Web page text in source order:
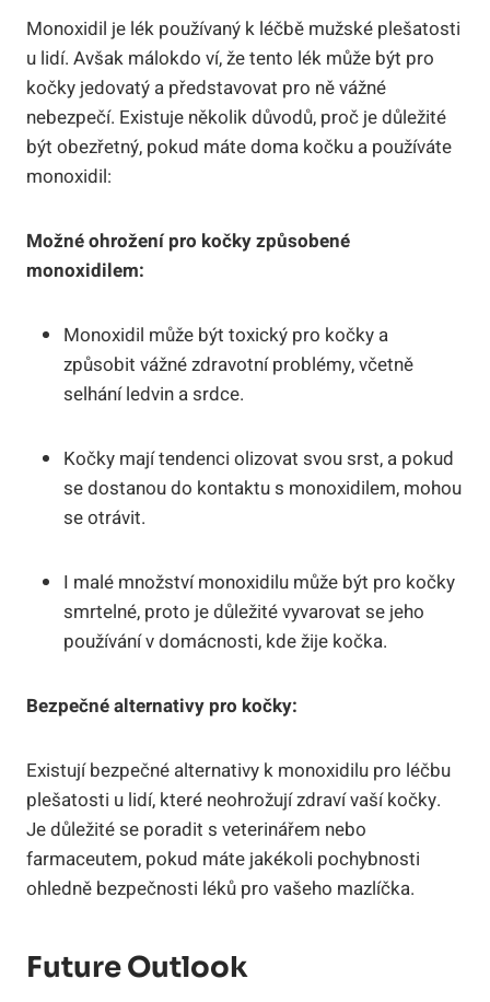
Monoxidil je lék používaný k léčbě mužské plešatosti
u lidí. Avšak málokdo ví, že tento lék může být pro
kočky jedovatý a představovat pro ně vážné
nebezpečí. Existuje několik důvodů, proč je důležité
být obezřetný, pokud máte doma kočku a používáte
monoxidil:
Možné ohrožení pro kočky způsobené
monoxidilem:
Monoxidil může být toxický pro kočky a
způsobit vážné zdravotní problémy, včetně
selhání ledvin a srdce.
Kočky mají tendenci olizovat svou srst, a pokud
se dostanou do kontaktu s monoxidilem, mohou
se otrávit.
I malé množství monoxidilu může být pro kočky
smrtelné, proto je důležité vyvarovat se jeho
používání v domácnosti, kde žije kočka.
Bezpečné alternativy pro kočky:
Existují bezpečné alternativy k monoxidilu pro léčbu
plešatosti u lidí, které neohrožují zdraví vaší kočky.
Je důležité se poradit s veterinářem nebo
farmaceutem, pokud máte jakékoli pochybnosti
ohledně bezpečnosti léků pro vašeho mazlíčka.
Future Outlook